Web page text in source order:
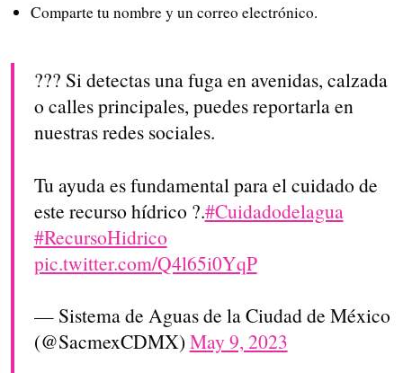
Comparte tu nombre y un correo electrónico.
??? Si detectas una fuga en avenidas, calzada
o calles principales, puedes reportarla en
nuestras redes sociales.
Tu ayuda es fundamental para el cuidado de
este recurso hídrico ?.#Cuidadodelagua
#RecursoHidrico
pic.twitter.com/Q4l65i0YqP
— Sistema de Aguas de la Ciudad de México
(@SacmexCDMX)May 9, 2023